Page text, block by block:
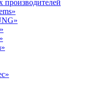
производителей